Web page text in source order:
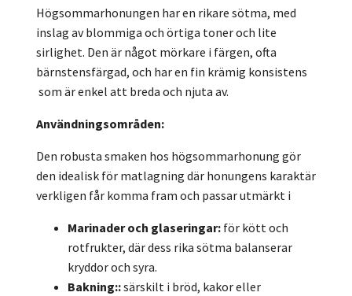
Högsommarhonungen har en rikare sötma, med
inslag av blommiga och örtiga toner och lite
sirlighet. Den är något mörkare i färgen, ofta
bärnstensfärgad, och har en fin krämig konsistens
som är enkel att breda och njuta av.
Användningsområden:
Den robusta smaken hos högsommarhonung gör
den idealisk för matlagning där honungens karaktär
verkligen får komma fram och passar utmärkt i
Marinader och glaseringar: för kött och
rotfrukter, där dess rika sötma balanserar
kryddor och syra.
Bakning::särskilt i bröd, kakor eller